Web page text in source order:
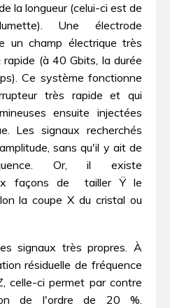
la longueur (celui-ci est de
Une électrode
un champ électrique très
(à 40 Gbits, la durée
Ce système fonctionne
très rapide et qui
ensuite injectées
Les signaux recherchés
sans qu'il y ait de
Or, il existe
façons de  tailler Ÿ le
la coupe X du cristal ou
signaux très propres. À
résiduelle de fréquence
celle-ci permet par contre
de l'ordre de 20 %.